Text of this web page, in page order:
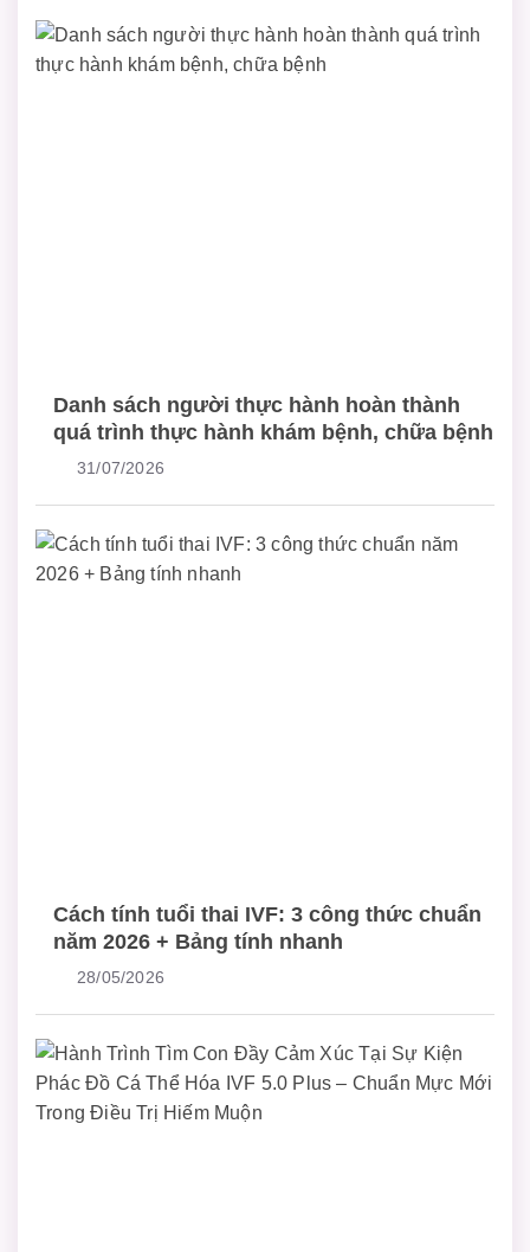
Danh sách người thực hành hoàn thành
quá trình thực hành khám bệnh, chữa bệnh
31/07/2026
Cách tính tuổi thai IVF: 3 công thức chuẩn
năm 2026 + Bảng tính nhanh
28/05/2026